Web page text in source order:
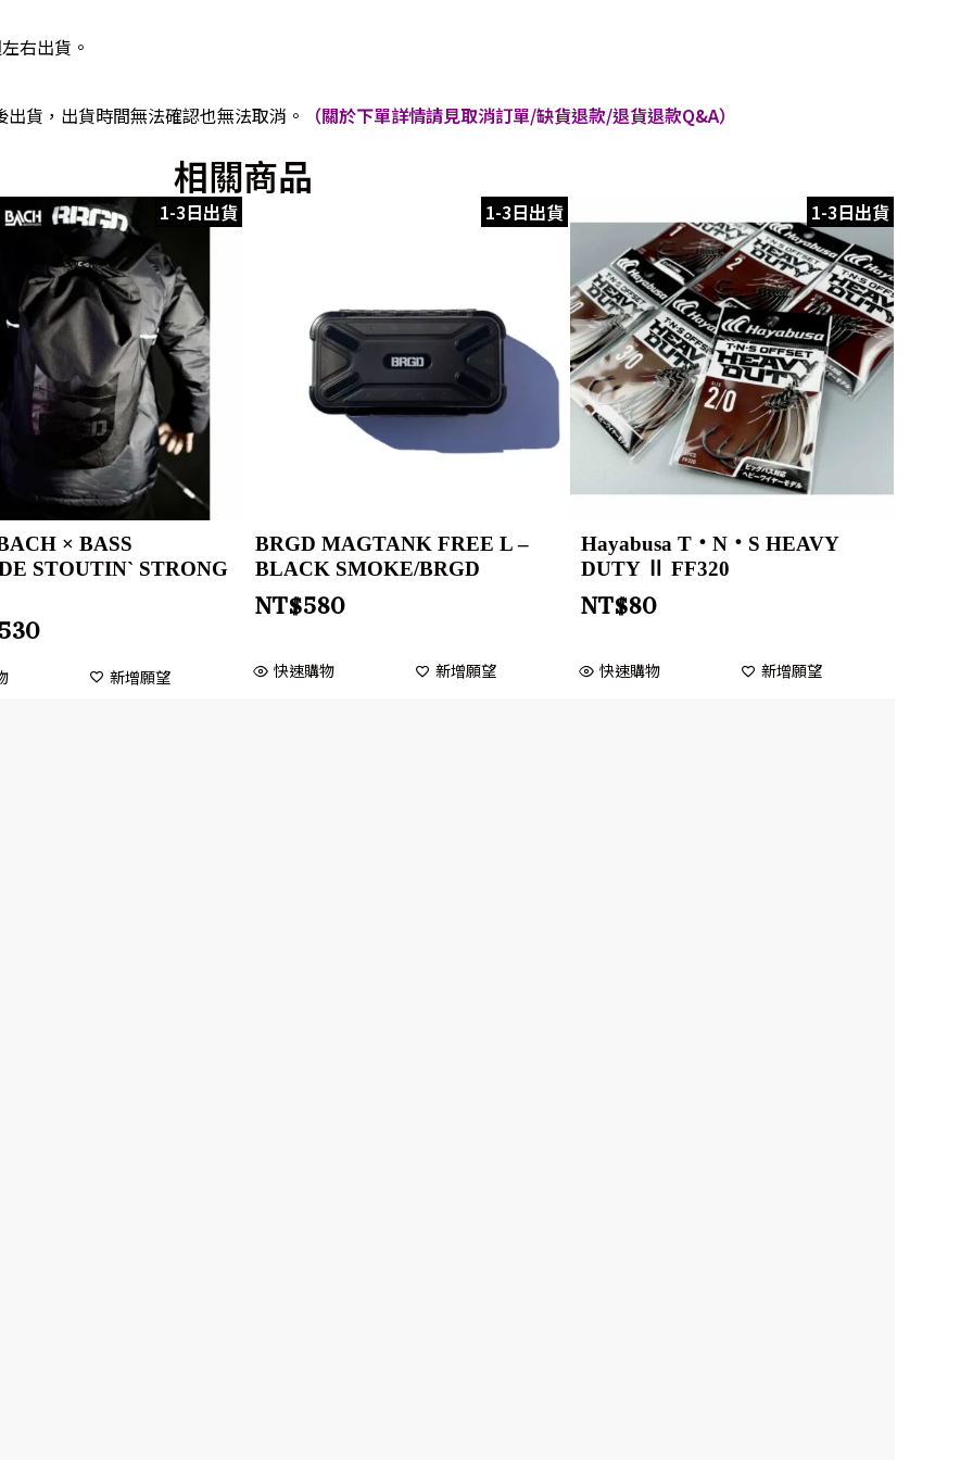
右出貨。
貨，出貨時間無法確認也無法取消。 （關於下單詳情請見取消訂單/缺貨退款/退貨退款Q&A）
相關商品
1-3日出貨
× BASS
STOUTIN` STRONG
新增願望
1-3日出貨
BRGD MAGTANK FREE L –
BLACK SMOKE/BRGD
NT$580
快速購物 新增願望
1-3日出貨
Hayabusa T・N・S HEAVY
DUTY Ⅱ FF320
NT$80
快速購物 新增願望